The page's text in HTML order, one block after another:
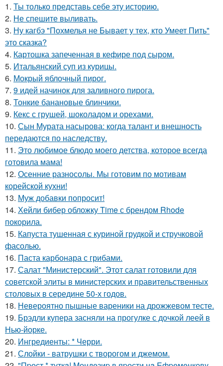
1. Ты только представь себе эту историю.
2. Не спешите выливать.
3. Ну кагбэ "Похмелья не Бывает у тех, кто Умеет Пить"
это сказка?
4. Картошка запеченная в кефире под сыром.
5. Итальянский суп из курицы.
6. Мокрый яблочный пирог.
7. 9 идей начинок для заливного пирога.
8. Тонкие банановые блинчики.
9. Кекс с грушей, шоколадом и орехами.
10. Сын Мурата насырова: когда талант и внешность
передаются по наследству.
11. Это любимое блюдо моего детства, которое всегда
готовила мама!
12. Осенние разносолы. Мы готовим по мотивам
корейской кухни!
13. Муж добавки попросит!
14. Хейли бибер обложку Time с брендом Rhode
покорила.
15. Капуста тушенная с куриной грудкой и стручковой
фасолью.
16. Паста карбонара с грибами.
17. Салат "Министерский". Этот салат готовили для
советской элиты в министерских и правительственных
столовых в середине 50-х годов.
18. Невероятно пышные вареники на дрожжевом тесте.
19. Брэдли купера засняли на прогулке с дочкой леей в
Нью-йорке.
20. Ингредиенты: * Черри.
21. Слойки - ватрушки с творогом и джемом.